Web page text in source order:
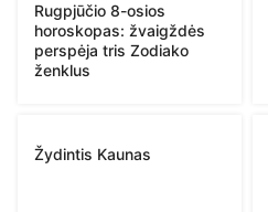
Rugpjūčio 8-osios
horoskopas: žvaigždės
perspėja tris Zodiako
ženklus
Žydintis Kaunas